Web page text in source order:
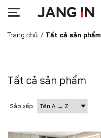
Trang chủ / Tất cả sản phẩm
Tất cả sản phẩm
Sắp xếp: